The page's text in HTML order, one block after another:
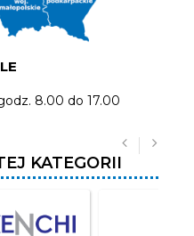
8.00 do 17.00
KATEGORII